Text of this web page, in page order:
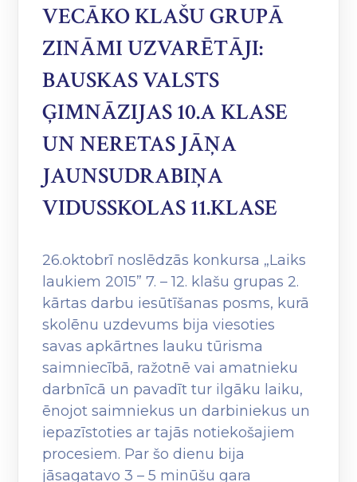
VECĀKO KLAŠU GRUPĀ
ZINĀMI UZVARĒTĀJI:
BAUSKAS VALSTS
ĢIMNĀZIJAS 10.A KLASE
UN NERETAS JĀŅA
JAUNSUDRABIŅA
VIDUSSKOLAS 11.KLASE
26.oktobrī noslēdzās konkursa „Laiks
laukiem 2015” 7. – 12. klašu grupas 2.
kārtas darbu iesūtīšanas posms, kurā
skolēnu uzdevums bija viesoties
savas apkārtnes lauku tūrisma
saimniecībā, ražotnē vai amatnieku
darbnīcā un pavadīt tur ilgāku laiku,
ēnojot saimniekus un darbiniekus un
iepazīstoties ar tajās notiekošajiem
procesiem. Par šo dienu bija
jāsagatavo 3 – 5 minūšu gara